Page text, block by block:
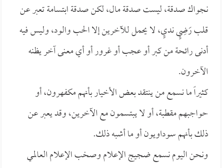
نجواك صدقة، ليست صدقة مال، لكن صدقة ابتسامة تعبر عن
قلب رَضِيٍ نديٍ، لا يحمل للآخرين إلا الحب والود، وليس فيه
أدنى رائحة من كبر أو عجب أو غرور أو أي معنى آخر يظنه
الآخرون.
كثيراً ما نسمع من ينتقد بعض الأخيار بأنهم مكفهرون، أو
حواجبهم مقطبة، أو لا يبتسمون مع الآخرين، وقد يعبر عن
ذلك بأنهم سوداويون أو ما أشبه ذلك.
ونحن اليوم نسمع ضجيج الإعلام وصخب الإعلام العالمي